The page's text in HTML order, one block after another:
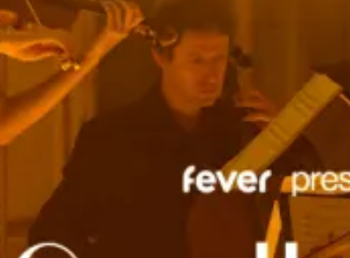
Ristoranti
Cinema